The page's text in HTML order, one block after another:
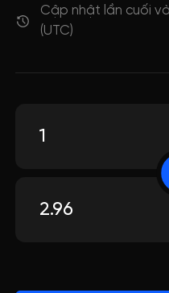
Cập nhật lần cuối
(UTC)